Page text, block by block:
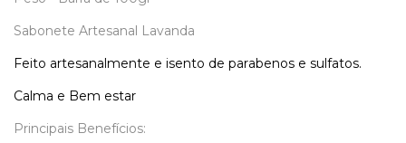
Sabonete Artesanal Lavanda
Feito artesanalmente e isento de parabenos e sulfatos.
Calma e Bem estar
Principais Benefícios: